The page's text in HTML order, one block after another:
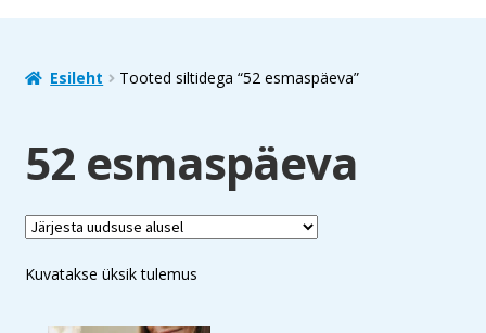
RAAMATUD
Esileht Tooted siltidega “52 esmaspäeva”
52 esmaspäeva
Kuvatakse üksik tulemus